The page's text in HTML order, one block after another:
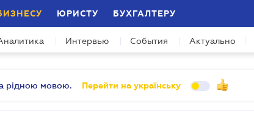
ЮРИСТУ БУХГАЛТЕРУ
Интервью События Актуально
рідною мовою. Перейти на українську